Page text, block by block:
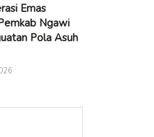
Emas
Ngawi
Pola Asuh